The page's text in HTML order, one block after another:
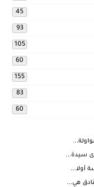
45
93
105
60
155
83
60
ى سيدة...
أولا...
هي...